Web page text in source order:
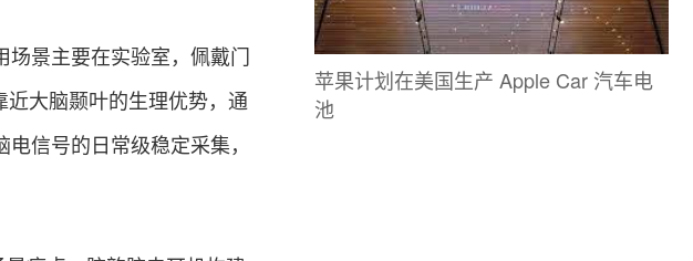
景主要在实验室，佩戴门
大脑颞叶的生理优势，通
信号的日常级稳定采集，
苹果计划在美国生产 Apple Car 汽车电
池